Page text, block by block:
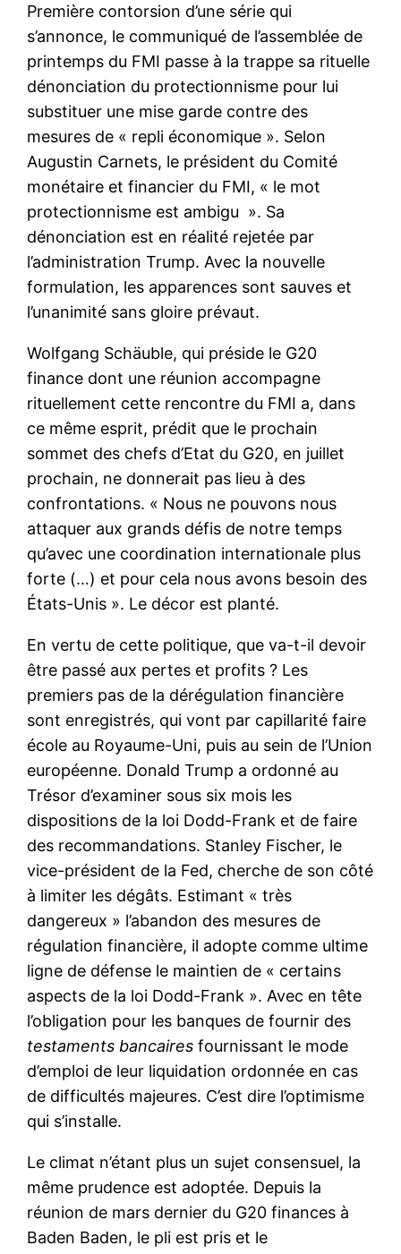
Première contorsion d’une série qui
s’annonce, le communiqué de l’assemblée de
printemps du FMI passe à la trappe sa rituelle
dénonciation du protectionnisme pour lui
substituer une mise garde contre des
mesures de « repli économique ». Selon
Augustin Carnets, le président du Comité
monétaire et financier du FMI, « le mot
protectionnisme est ambigu ». Sa
dénonciation est en réalité rejetée par
l’administration Trump. Avec la nouvelle
formulation, les apparences sont sauves et
l’unanimité sans gloire prévaut.
Wolfgang Schäuble, qui préside le G20
finance dont une réunion accompagne
rituellement cette rencontre du FMI a, dans
ce même esprit, prédit que le prochain
sommet des chefs d’Etat du G20, en juillet
prochain, ne donnerait pas lieu à des
confrontations. « Nous ne pouvons nous
attaquer aux grands défis de notre temps
qu’avec une coordination internationale plus
forte (…) et pour cela nous avons besoin des
États-Unis ». Le décor est planté.
En vertu de cette politique, que va-t-il devoir
être passé aux pertes et profits ? Les
premiers pas de la dérégulation financière
sont enregistrés, qui vont par capillarité faire
école au Royaume-Uni, puis au sein de l’Union
européenne. Donald Trump a ordonné au
Trésor d’examiner sous six mois les
dispositions de la loi Dodd-Frank et de faire
des recommandations. Stanley Fischer, le
vice-président de la Fed, cherche de son côté
à limiter les dégâts. Estimant « très
dangereux » l’abandon des mesures de
régulation financière, il adopte comme ultime
ligne de défense le maintien de « certains
aspects de la loi Dodd-Frank ». Avec en tête
l’obligation pour les banques de fournir des
testaments bancaires fournissant le mode
d’emploi de leur liquidation ordonnée en cas
de difficultés majeures. C’est dire l’optimisme
qui s’installe.
Le climat n’étant plus un sujet consensuel, la
même prudence est adoptée. Depuis la
réunion de mars dernier du G20 finances à
Baden Baden, le pli est pris et le